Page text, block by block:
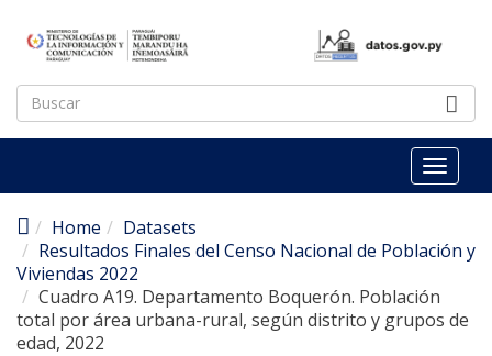
Toggle
Home
Datasets
Resultados Finales del Censo Nacional de Población y
Viviendas 2022
Cuadro A19. Departamento Boquerón. Población
total por área urbana-rural, según distrito y grupos de
edad, 2022